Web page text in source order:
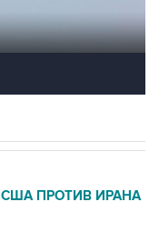
ПРОТИВ ИРАНА